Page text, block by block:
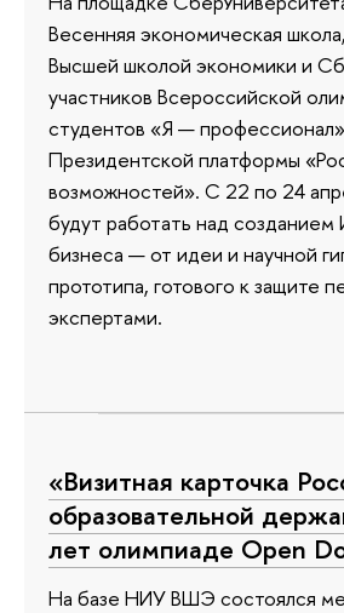
Весенняя экономическая
Высшей школой экономики и
участников Всероссийской
студентов «Я — профессионал»
Президентской платформы
возможностей». С 22 по 24
будут работать над созданием
бизнеса — от идеи и научной
прототипа, готового к защите
экспертами.
«Визитная карточка
образовательной
лет олимпиаде Open
На базе НИУ ВШЭ состоялся